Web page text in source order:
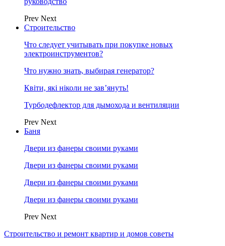
Prev Next
Строительство
Что следует учитывать при покупке новых
электроинструментов?
Что нужно знать, выбирая генератор?
Квіти, які ніколи не зав’януть!
Турбодефлектор для дымохода и вентиляции
Prev Next
Баня
Двери из фанеры своими руками
Двери из фанеры своими руками
Двери из фанеры своими руками
Двери из фанеры своими руками
Prev Next
Строительство и ремонт квартир и домов советы